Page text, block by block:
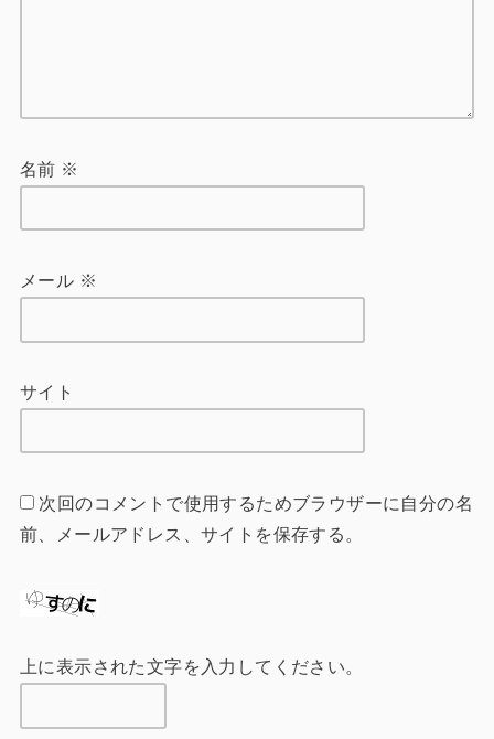
名前 ※
メール ※
サイト
次回のコメントで使用するためブラウザーに自分の名
前、メールアドレス、サイトを保存する。
上に表示された文字を入力してください。